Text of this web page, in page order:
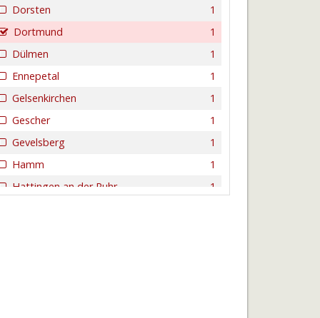
1
Dorsten
1
Dortmund
1
Dülmen
1
Ennepetal
1
Gelsenkirchen
1
Gescher
1
Gevelsberg
1
Hamm
1
Hattingen an der Ruhr